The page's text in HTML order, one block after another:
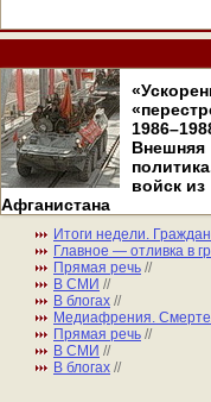
Внешняя
войск из
Афганистана
Итоги недели.
Главное — отливка в
Прямая речь //
В СМИ //
В блогах //
Медиафрения.
Прямая речь //
В СМИ //
В блогах //